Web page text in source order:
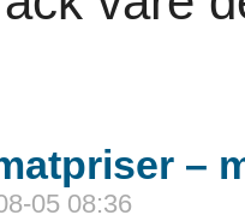
–
05 08:36